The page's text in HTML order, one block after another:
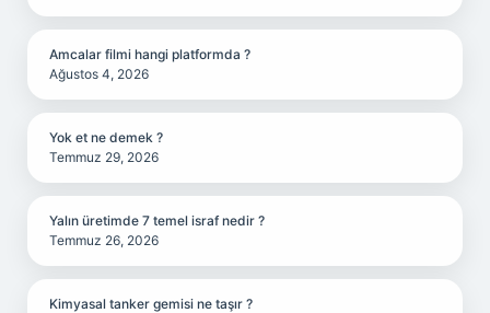
Amcalar filmi hangi platformda ?
Ağustos 4, 2026
Yok et ne demek ?
Temmuz 29, 2026
Yalın üretimde 7 temel israf nedir ?
Temmuz 26, 2026
Kimyasal tanker gemisi ne taşır ?